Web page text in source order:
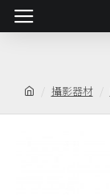
攝影器材